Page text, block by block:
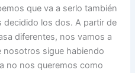
que va a serlo también
los dos. A partir de
diferentes, nos vamos a
nosotros sigue habiendo
no nos queremos como